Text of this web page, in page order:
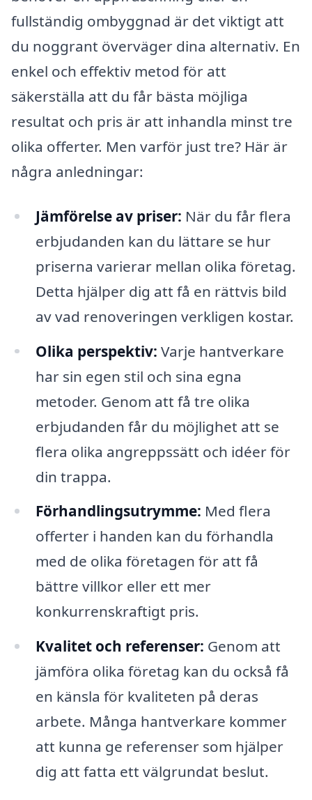
fullständig ombyggnad är det viktigt att
du noggrant överväger dina alternativ. En
enkel och effektiv metod för att
säkerställa att du får bästa möjliga
resultat och pris är att inhandla minst tre
olika offerter. Men varför just tre? Här är
några anledningar:
Jämförelse av priser: När du får flera
erbjudanden kan du lättare se hur
priserna varierar mellan olika företag.
Detta hjälper dig att få en rättvis bild
av vad renoveringen verkligen kostar.
Olika perspektiv: Varje hantverkare
har sin egen stil och sina egna
metoder. Genom att få tre olika
erbjudanden får du möjlighet att se
flera olika angreppssätt och idéer för
din trappa.
Förhandlingsutrymme: Med flera
offerter i handen kan du förhandla
med de olika företagen för att få
bättre villkor eller ett mer
konkurrenskraftigt pris.
Kvalitet och referenser: Genom att
jämföra olika företag kan du också få
en känsla för kvaliteten på deras
arbete. Många hantverkare kommer
att kunna ge referenser som hjälper
dig att fatta ett välgrundat beslut.